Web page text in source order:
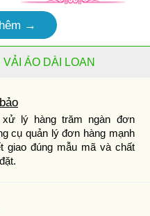
→
ÁO DÀI LOAN
lý hàng trăm ngàn đơn
cụ quản lý đơn hàng mạnh
giao đúng mẫu mã và chất